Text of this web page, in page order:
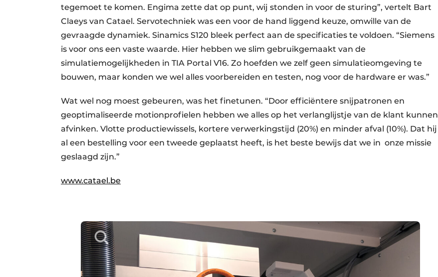
tegemoet te komen. Engima zette dat op punt, wij stonden in voor de sturing”, vertelt Bart
Claeys van Catael. Servotechniek was een voor de hand liggend keuze, omwille van de
gevraagde dynamiek. Sinamics S120 bleek perfect aan de specificaties te voldoen. “Siemens
is voor ons een vaste waarde. Hier hebben we slim gebruikgemaakt van de
simulatiemogelijkheden in TIA Portal V16. Zo hoefden we zelf geen simulatieomgeving te
bouwen, maar konden we wel alles voorbereiden en testen, nog voor de hardware er was.”
Wat wel nog moest gebeuren, was het finetunen. “Door efficiëntere snijpatronen en
geoptimaliseerde motionprofielen hebben we alles op het verlanglijstje van de klant kunnen
afvinken. Vlotte productiewissels, kortere verwerkingstijd (20%) en minder afval (10%). Dat hij
al een bestelling voor een tweede geplaatst heeft, is het beste bewijs dat we in onze missie
geslaagd zijn.”
www.catael.be